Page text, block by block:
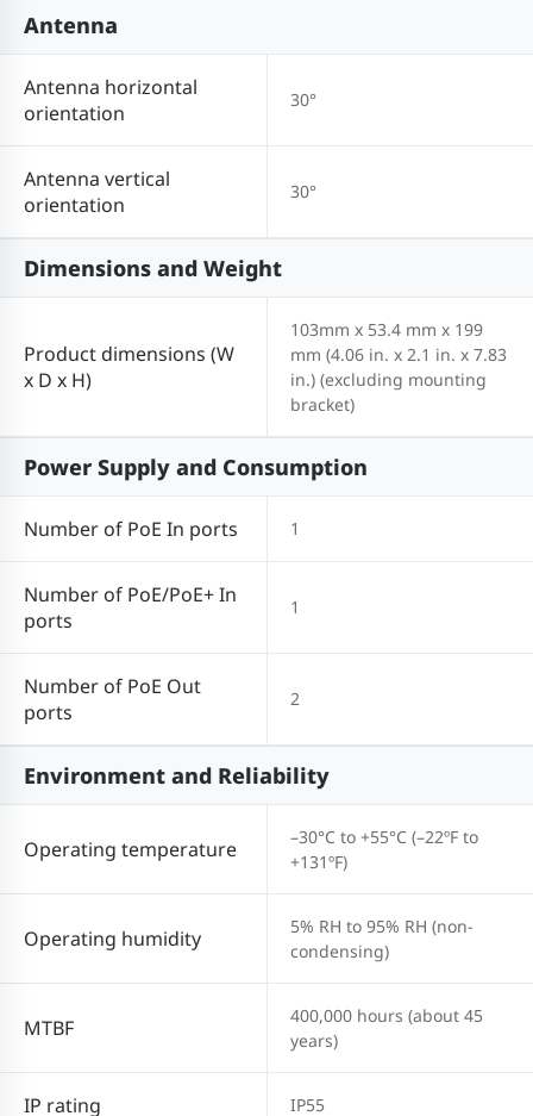
Antenna
Antenna horizontal
orientation
30°
Antenna vertical
orientation
30°
Dimensions and Weight
Product dimensions (W
x D x H)
103mm x 53.4 mm x 199
mm (4.06 in. x 2.1 in. x 7.83
in.) (excluding mounting
bracket)
Power Supply and Consumption
Number of PoE In ports 1
Number of PoE/PoE+ In
ports
1
Number of PoE Out
ports
2
Environment and Reliability
Operating temperature
–30°C to +55°C (–22ºF to
+131ºF)
Operating humidity
5% RH to 95% RH (non-
condensing)
MTBF
400,000 hours (about 45
years)
IP rating IP55